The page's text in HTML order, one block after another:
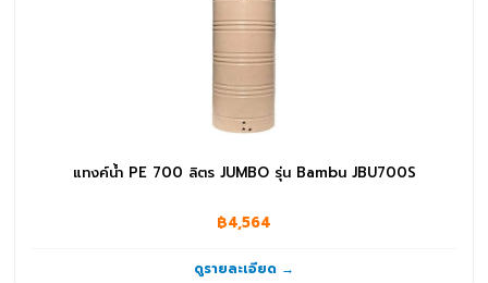
แทงค์น้ำ PE 700 ลิตร JUMBO รุ่น Bambu JBU700S
฿4,564
ดูรายละเอียด →